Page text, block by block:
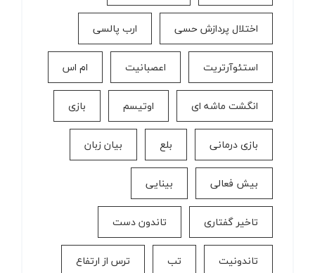
اختلال پردازش حسی ارب پالسی
استئوآرتریت اعصبانیت ام اس
انگشت ماشه ای اوتیسم بازی
بازی درمانی بلع بیان زبان
بیش فعالی بینایی
تاخیر گفتاری تاندون دست
تاندونیت تب ترس از ارتفاع